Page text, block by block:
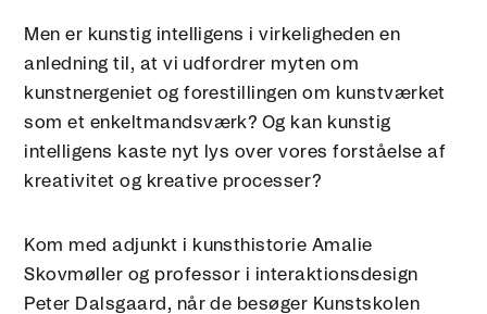
Men er kunstig intelligens i virkeligheden en
anledning til, at vi udfordrer myten om
kunstnergeniet og forestillingen om kunstværket
som et enkeltmandsværk? Og kan kunstig
intelligens kaste nyt lys over vores forståelse af
kreativitet og kreative processer?
Kom med adjunkt i kunsthistorie Amalie
Skovmøller og professor i interaktionsdesign
Peter Dalsgaard, når de besøger Kunstskolen